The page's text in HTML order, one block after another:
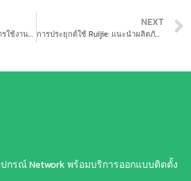
การประยุกต์ใช้ Ruijie ใน การใช้งานแบบ Seamless Roaming
NEXT
การประยุกต์ใช้ Ruijie: แนะนำผลิตภัณฑ์ซีรีส์ RG-AP
กรณ์ Network พร้อมบริการออกแบบติดตั้ง